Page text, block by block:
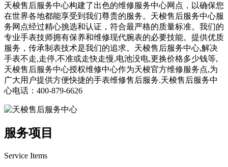
天梭售后服务中心构建了出色的维修服务中心网点，以确保您
在世界各地都能享受到我们尊贵的服务。天梭售后服务中心服
务网点经过精心挑选和认证，符合最严格的质量标准。我们的
专业手表技师拥有保养和维修现代腕表的必要技能。提供优质
服务，传承制表技术是我们的追求。天梭售后服务中心,解决
手表不走,走停,不准或走快走慢,电池没电,更换价格多少钱等,
天梭售后服务中心授权维修中心作为天梭官方维修服务点,为
广大用户提供方便快捷的手表维修售后服务.天梭售后服务中
心电话：400-879-6626
服务项目
Service Items